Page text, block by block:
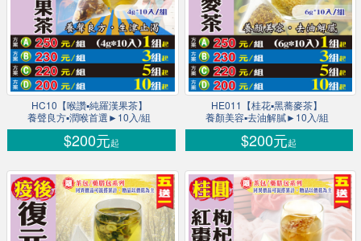
HC10【喉讚▪純羅漢果茶】
養聲良方▪潤喉首選►10入/組
$200元起
HE011【桂花▪黑蕎麥茶】
養顏美容▪去油解膩►10入/組
$200元起